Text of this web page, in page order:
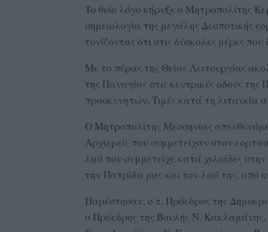
Το θείο λόγο κήρυξε ο Μητροπολίτης
σημειολογία της μεγάλης Δεσποτικής
τονίζοντας ότι στις δύσκολες μέρες
Με το πέρας της Θείας Λειτουργίας
της Παναγίας στις κεντρικές οδούς
προσκυνητών. Τιμές κατά τη
Ο Μητροπολίτης Μεσσηνίας
Αρχιερείς που συμμετείχαν στον
λαό που συμμετείχε κατά χιλιάδες
την Πατρίδα μας και τον λαό της, από
Παρέστησαν, ο τ. Πρόεδρος της
ο Πρόεδρος της Βουλής Ν.